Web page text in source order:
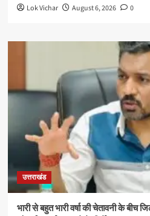
Lok Vichar August 6, 2026 0
उत्तराखंड
भारी से बहुत भारी वर्षा की चेतावनी के बीच